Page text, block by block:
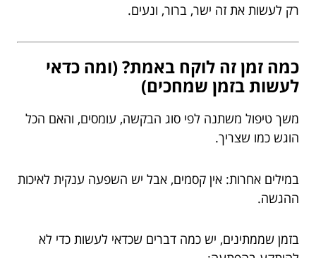
רק לעשות את זה ישר, ברור, ונעים.
כמה זמן זה לוקח באמת? (ומה כדאי
לעשות בזמן שמחכים)
משך טיפול משתנה לפי סוג הבקשה, עומסים, והאם הכל
הוגש כמו שצריך.
במילים אחרות: אין קסמים, אבל יש השפעה ענקית לאיכות
ההגשה.
בזמן שממתינים, יש כמה דברים שכדאי לעשות כדי לא